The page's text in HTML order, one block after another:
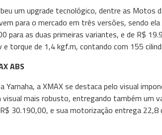
um upgrade tecnológico, dentre as Motos
para o mercado em três versões, sendo
para as duas primeiras variantes, e de R$
e torque de 1,4 kgf.m, contando com 155
ABS
Yamaha, a XMAX se destaca pelo visual
visual mais robusto, entregando também um
30.190,00, e sua motorização entrega